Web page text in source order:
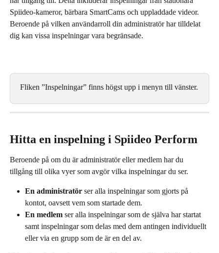
Spiideo-kameror, bärbara SmartCams och uppladdade videor.
Beroende på vilken användarroll din administratör har tilldelat
dig kan vissa inspelningar vara begränsade.
Fliken ”Inspelningar” finns högst upp i menyn till vänster.
Hitta en inspelning i Spiideo Perform
Beroende på om du är administratör eller medlem har du
tillgång till olika vyer som avgör vilka inspelningar du ser.
En administratör ser alla inspelningar som gjorts på
kontot, oavsett vem som startade dem.
En medlem ser alla inspelningar som de själva har startat
samt inspelningar som delas med dem antingen individuellt
eller via en grupp som de är en del av.